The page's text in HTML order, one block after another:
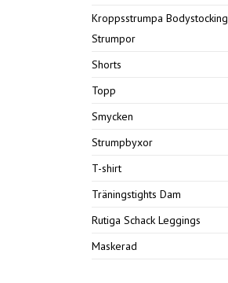
Kroppsstrumpa Bodystocking
Strumpor
Shorts
Topp
Smycken
Strumpbyxor
T-shirt
Träningstights Dam
Rutiga Schack Leggings
Maskerad